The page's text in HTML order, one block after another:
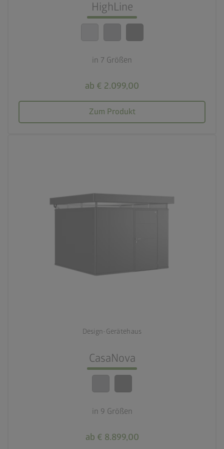
HighLine
in 7 Größen
ab € 2.099,00
Zum Produkt
calendar_month
Design-Gerätehaus
CasaNova
in 9 Größen
ab € 8.899,00
palette
Beste Sicherheitsstandards
calendar_month